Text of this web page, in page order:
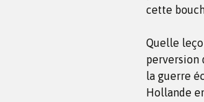
cette
Quelle
perversion
la guerre
Hollande